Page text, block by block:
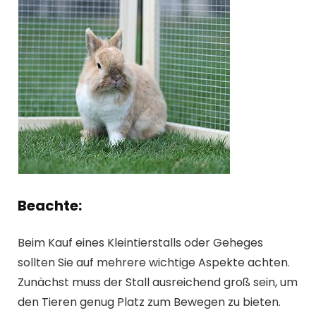
Beachte:
Beim Kauf eines Kleintierstalls oder Geheges
sollten Sie auf mehrere wichtige Aspekte achten.
Zunächst muss der Stall ausreichend groß sein, um
den Tieren genug Platz zum Bewegen zu bieten.